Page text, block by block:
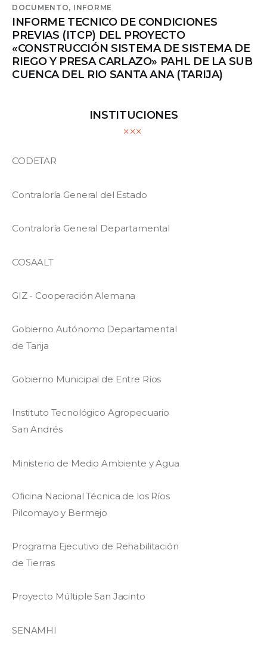
DOCUMENTO, INFORME
INFORME TECNICO DE CONDICIONES
PREVIAS (ITCP) DEL PROYECTO
«CONSTRUCCIÓN SISTEMA DE SISTEMA DE
RIEGO Y PRESA CARLAZO» PAHL DE LA SUB
CUENCA DEL RIO SANTA ANA (TARIJA)
INSTITUCIONES
CODETAR
Contraloría General del Estado
Contraloría General Departamental
COSAALT
GIZ - Cooperación Alemana
Gobierno Autónomo Departamental
de Tarija
Gobierno Municipal de Entre Ríos
Instituto Tecnológico Agropecuario
San Andrés
Ministerio de Medio Ambiente y Agua
Oficina Nacional Técnica de los Ríos
Pilcomayo y Bermejo
Programa Ejecutivo de Rehabilitación
de Tierras
Proyecto Múltiple San Jacinto
SENAMHI